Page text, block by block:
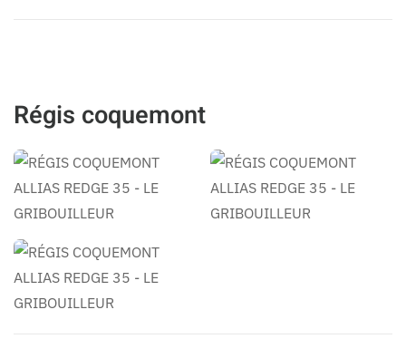
Régis coquemont
RÉGIS
COQUEMONT
RÉGIS
COQUEMONT
RÉGIS
COQUEMONT